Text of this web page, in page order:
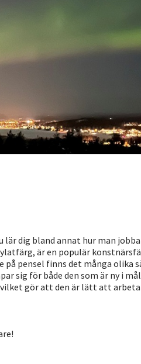
dig bland annat hur man
är en populär
pensel finns det många olika
sig för både den som är ny i
gör att den är lätt att arbeta